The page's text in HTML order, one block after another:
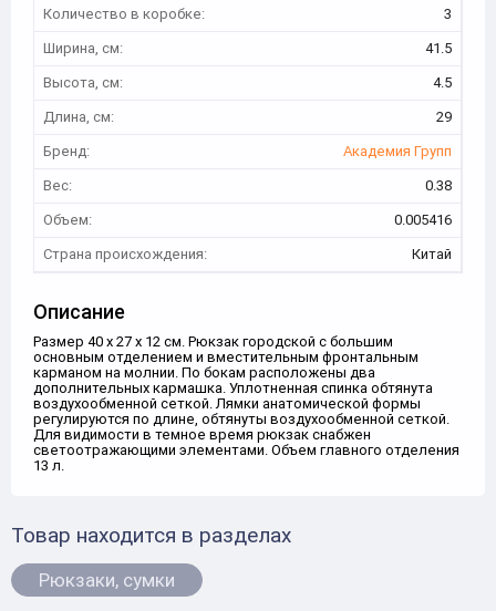
Количество в коробке:
3
Ширина, см:
41.5
Высота, см:
4.5
Длина, см:
29
Бренд:
Академия Групп
Вес:
0.38
Объем:
0.005416
Страна происхождения:
Китай
Описание
Размер 40 х 27 х 12 см. Рюкзак городской с большим
основным отделением и вместительным фронтальным
карманом на молнии. По бокам расположены два
дополнительных кармашка. Уплотненная спинка обтянута
воздухообменной сеткой. Лямки анатомической формы
регулируются по длине, обтянуты воздухообменной сеткой.
Для видимости в темное время рюкзак снабжен
светоотражающими элементами. Объем главного отделения
13 л.
Товар находится в разделах
Рюкзаки, сумки